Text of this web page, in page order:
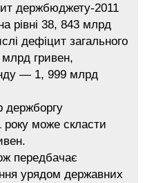
держбюджету-2011
рівні 38, 843 млрд
дефіцит загального
гривен,
— 1, 999 млрд
держборгу
року може скласти
передбачає
урядом державних